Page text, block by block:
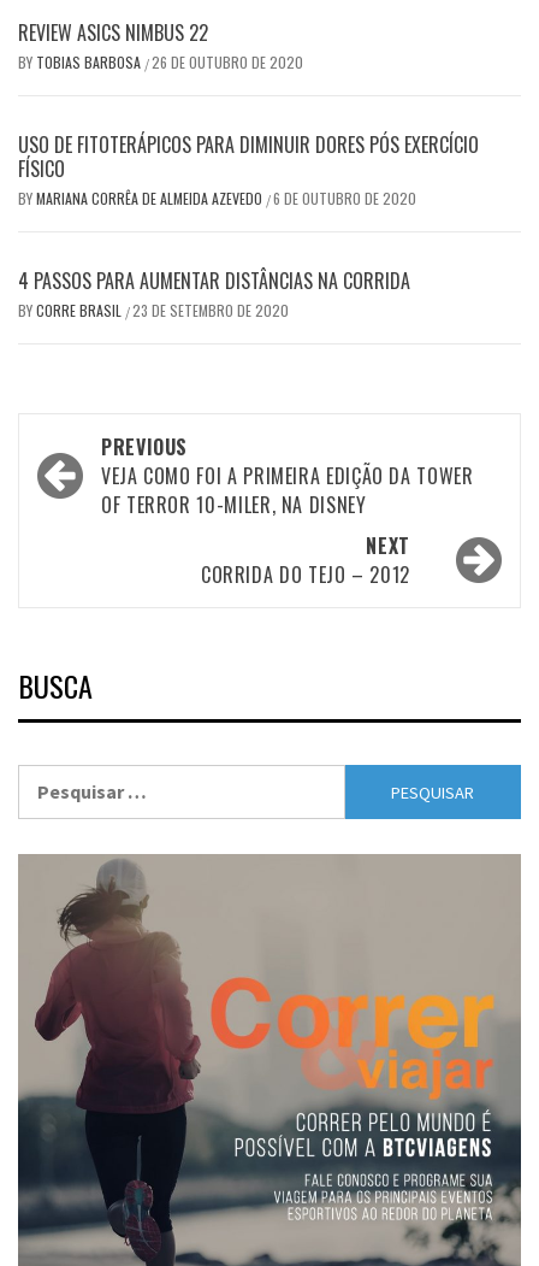
REVIEW ASICS NIMBUS 22
BY TOBIAS BARBOSA /26 DE OUTUBRO DE 2020
USO DE FITOTERÁPICOS PARA DIMINUIR DORES PÓS EXERCÍCIO
FÍSICO
BYMARIANA CORRÊA DE ALMEIDA AZEVEDO /6 DE OUTUBRO DE 2020
4 PASSOS PARA AUMENTAR DISTÂNCIAS NA CORRIDA
BYCORRE BRASIL /23 DE SETEMBRO DE 2020
Post
navigation
PREVIOUS
VEJA COMO FOI A PRIMEIRA EDIÇÃO DA TOWER
OF TERROR 10-MILER, NA DISNEY
NEXT
CORRIDA DO TEJO – 2012
BUSCA